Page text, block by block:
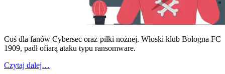
Coś dla fanów Cybersec oraz piłki nożnej. Włoski klub Bologna FC
1909, padł ofiarą ataku typu ransomware.
Czytaj dalej…